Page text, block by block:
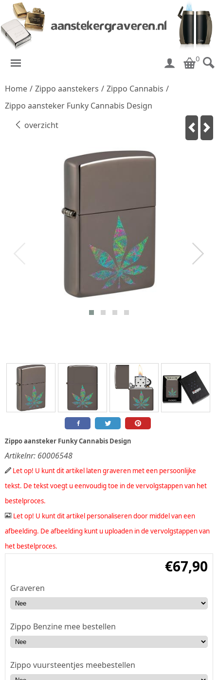
0
Home / Zippo aanstekers / Zippo Cannabis /
Zippo aansteker Funky Cannabis Design
overzicht
Zippo aansteker Funky Cannabis Design
Artikelnr: 60006548
Let op! U kunt dit artikel laten graveren met een persoonlijke
tekst. De tekst voegt u eenvoudig toe in de vervolgstappen van het
bestelproces.
Let op! U kunt dit artikel personaliseren door middel van een
afbeelding. De afbeelding kunt u uploaden in de vervolgstappen van
het bestelproces.
€67,90
Graveren
Zippo Benzine mee bestellen
Zippo vuursteentjes meebestellen